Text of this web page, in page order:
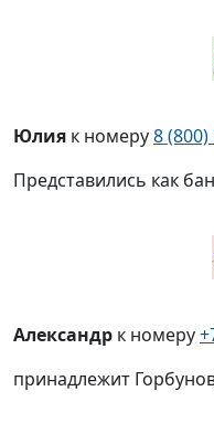
Юлия к номеру8 (800)
Представились как
Александр к номеру
принадлежит